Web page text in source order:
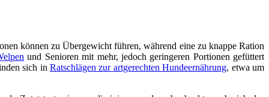
können zu Übergewicht führen, während eine zu knappe Ration
und Senioren mit mehr, jedoch geringeren Portionen gefüttert
sich inRatschlägen zur artgerechten Hundeernährung, etwa um